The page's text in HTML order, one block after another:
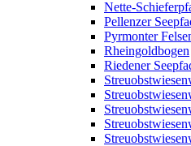
Nette-
Pellenzer
Pyrmonter
Rheingoldbogen
Riedener